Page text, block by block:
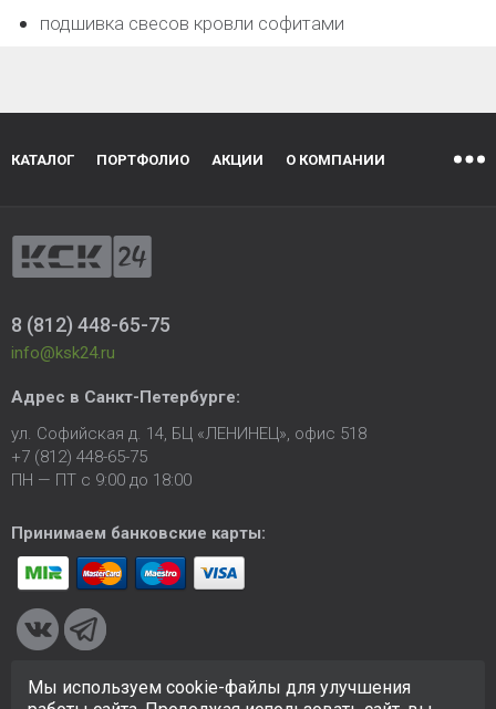
подшивка свесов кровли софитами
КАТАЛОГ ПОРТФОЛИО АКЦИИ О КОМПАНИИ
8 (812) 448-65-75
info@ksk24.ru
Адрес в Санкт-Петербурге:
ул. Софийская д. 14, БЦ «ЛЕНИНЕЦ», офис 518
+7 (812) 448-65-75
ПН — ПТ с 9:00 до 18:00
Принимаем банковские карты:
© 2005-2026 ООО «КСК». Сайтhttps://ksk24.ruсоздан
Мы используем cookie-файлы для улучшения